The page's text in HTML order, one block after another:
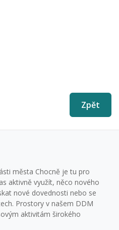
Zpět
města Chocně je tu pro
aktivně využít, něco nového
nové dovednosti nebo se
Prostory v našem DDM
aktivitám širokého